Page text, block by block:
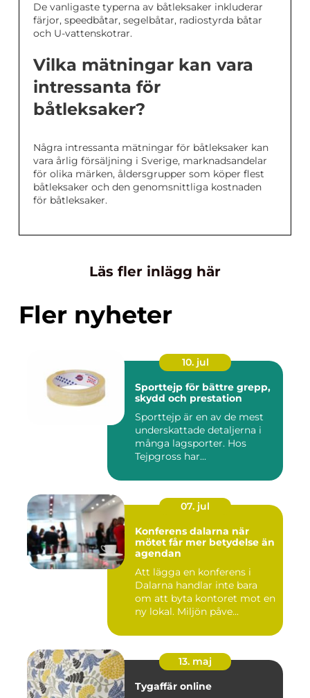
De vanligaste typerna av båtleksaker inkluderar
färjor, speedbåtar, segelbåtar, radiostyrda båtar
och U-vattenskotrar.
Vilka mätningar kan vara
intressanta för
båtleksaker?
Några intressanta mätningar för båtleksaker kan
vara årlig försäljning i Sverige, marknadsandelar
för olika märken, åldersgrupper som köper flest
båtleksaker och den genomsnittliga kostnaden
för båtleksaker.
Läs fler inlägg här
Fler nyheter
10. jul
Sporttejp för bättre grepp,
skydd och prestation
Sporttejp är en av de mest
underskattade detaljerna i
många lagsporter. Hos
Tejpgross har...
07. jul
Konferens dalarna när
mötet får mer betydelse än
agendan
Att lägga en konferens i
Dalarna handlar inte bara
om att byta kontoret mot en
ny lokal. Miljön påve...
13. maj
Tygaffär online